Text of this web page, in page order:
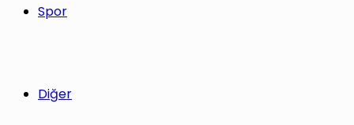
Spor
Diğer